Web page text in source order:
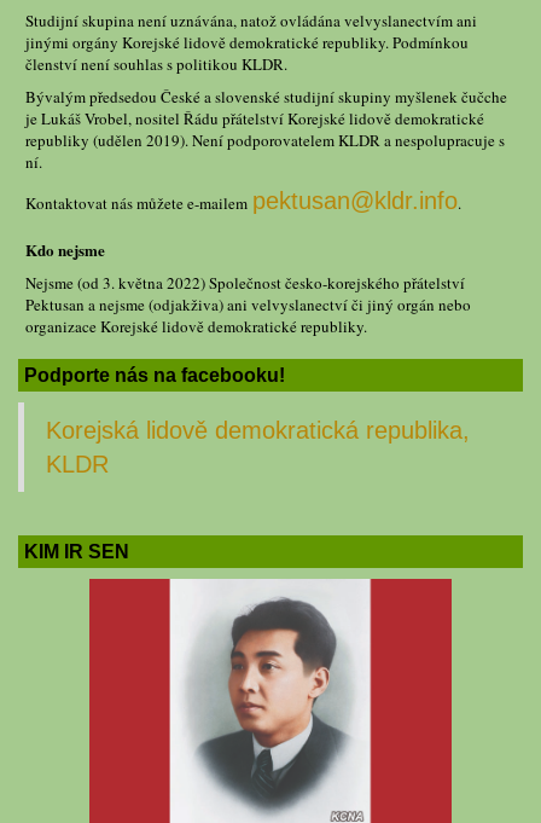
Studijní skupina není uznávána, natož ovládána velvyslanectvím ani
jinými orgány Korejské lidově demokratické republiky. Podmínkou
členství není souhlas s politikou KLDR.
Bývalým předsedou České a slovenské studijní skupiny myšlenek čučche
je Lukáš Vrobel, nositel Řádu přátelství Korejské lidově demokratické
republiky (udělen 2019). Není podporovatelem KLDR a nespolupracuje s
ní.
Kontaktovat nás můžete e-mailem pektusan@kldr.info.
Kdo nejsme
Nejsme (od 3. května 2022) Společnost česko-korejského přátelství
Pektusan a nejsme (odjakživa) ani velvyslanectví či jiný orgán nebo
organizace Korejské lidově demokratické republiky.
Podporte nás na facebooku!
Korejská lidově demokratická republika,
KLDR
KIM IR SEN